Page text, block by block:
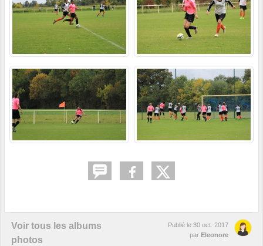
Voir tous les albums
photos
Publié le 30 oct. 2017
par Eleonore